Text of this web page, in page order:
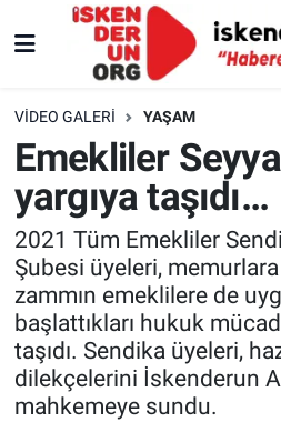
VIDEO GALERI YAŞAM
Emekliler
yargıya taşıdı…
2021 Tüm Emekliler
Şubesi üyeleri,
zammın emeklilere de
başlattıkları hukuk
taşıdı. Sendika üyeleri,
dilekçelerini İskenderun
mahkemeye sundu.